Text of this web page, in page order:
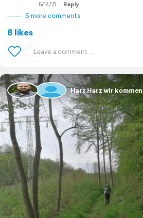
5/14/21 Reply
5 more comments
8 likes
Harz Harz wir kommen